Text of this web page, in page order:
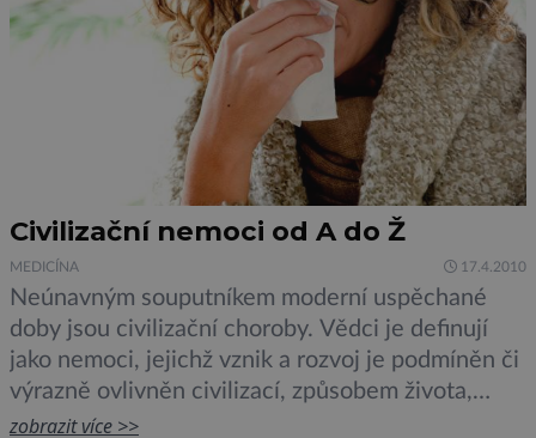
Civilizační nemoci od A do Ž
MEDICÍNA 17.4.2010
Neúnavným souputníkem moderní uspěchané
doby jsou civilizační choroby. Vědci je definují
jako nemoci, jejichž vznik a rozvoj je podmíněn či
výrazně ovlivněn civilizací, způsobem života,
technikou, stresem, znečištěním životního
zobrazit více >>